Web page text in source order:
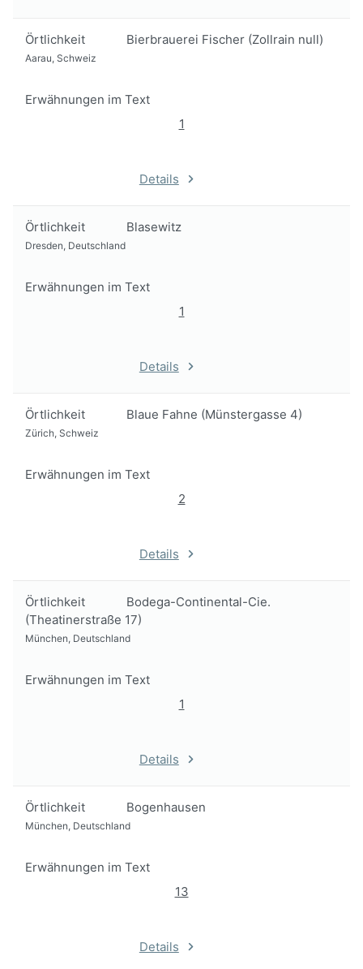
Örtlichkeit Bierbrauerei Fischer (Zollrain null)
Aarau, Schweiz
Erwähnungen im Text
1
Details
Örtlichkeit Blasewitz
Dresden, Deutschland
Erwähnungen im Text
1
Details
Örtlichkeit Blaue Fahne (Münstergasse 4)
Zürich, Schweiz
Erwähnungen im Text
2
Details
Örtlichkeit
Bodega-Continental-Cie.
(Theatinerstraße 17)
München, Deutschland
Erwähnungen im Text
1
Details
Örtlichkeit Bogenhausen
München, Deutschland
Erwähnungen im Text
13
Details